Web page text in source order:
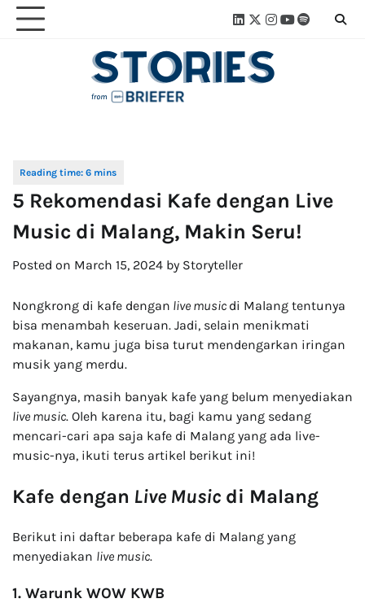
Skip
Linkedin
Twitter
Instagram
Youtube
Spotify
5 Rekomendasi Kafe dengan Live
Music di Malang, Makin Seru!
Posted on March 15, 2024 by Storyteller
Nongkrong di kafe dengan live music di Malang tentunya
bisa menambah keseruan. Jadi, selain menikmati
makanan, kamu juga bisa turut mendengarkan iringan
musik yang merdu.
Sayangnya, masih banyak kafe yang belum menyediakan
live music. Oleh karena itu, bagi kamu yang sedang
mencari-cari apa saja kafe di Malang yang ada live-
music-nya, ikuti terus artikel berikut ini!
Kafe dengan Live Music di Malang
Berikut ini daftar beberapa kafe di Malang yang
menyediakan live music.
1. Warunk WOW KWB